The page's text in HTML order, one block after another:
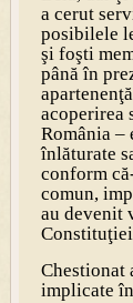
a cerut
posibilele
şi foşti
până în
România –
înlăturate
conform
comun,
au devenit
Chestionat
implicate